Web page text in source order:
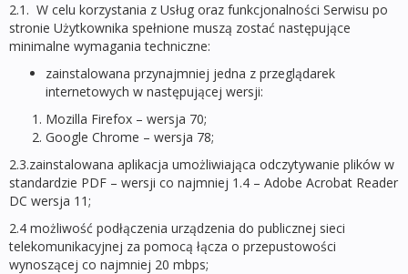
2.1. W celu korzystania z Usług oraz funkcjonalności Serwisu po
stronie Użytkownika spełnione muszą zostać następujące
minimalne wymagania techniczne:
zainstalowana przynajmniej jedna z przeglądarek
internetowych w następującej wersji:
Mozilla Firefox – wersja 70;
Google Chrome – wersja 78;
2.3.zainstalowana aplikacja umożliwiająca odczytywanie plików w
standardzie PDF – wersji co najmniej 1.4 – Adobe Acrobat Reader
DC wersja 11;
2.4 możliwość podłączenia urządzenia do publicznej sieci
telekomunikacyjnej za pomocą łącza o przepustowości
wynoszącej co najmniej 20 mbps;